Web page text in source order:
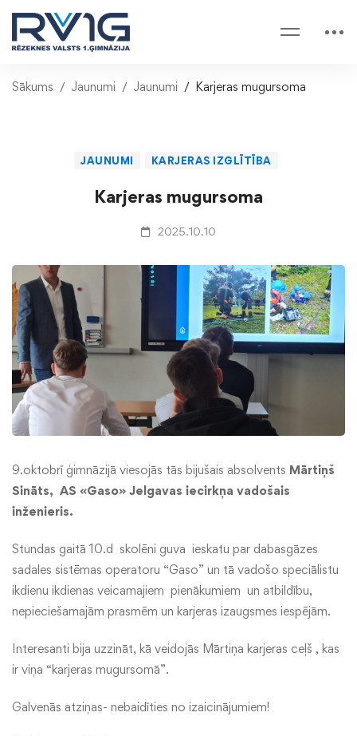
Sākums Jaunumi Jaunumi Karjeras mugursoma
JAUNUMI KARJERAS IZGLĪTĪBA
Karjeras mugursoma
2025.10.10
9.oktobrī ģimnāzijā viesojās tās bijušais absolvents Mārtiņš
Sināts, AS «Gaso» Jelgavas iecirkņa vadošais
inženieris.
Stundas gaitā 10.d skolēni guva ieskatu par dabasgāzes
sadales sistēmas operatoru “Gaso” un tā vadošo speciālistu
ikdienu ikdienas veicamajiem pienākumiem un atbildību,
nepieciešamajām prasmēm un karjeras izaugsmes iespējām.
Interesanti bija uzzināt, kā veidojās Mārtiņa karjeras ceļš , kas
ir viņa “karjeras mugursomā”.
Galvenās atziņas- nebaidīties no izaicinājumiem!